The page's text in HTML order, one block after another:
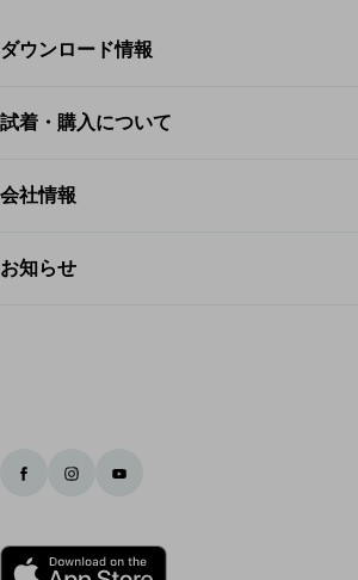
ダウンロード情報
試着・購入について
会社情報
お知らせ